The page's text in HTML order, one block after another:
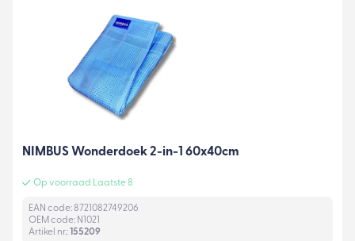
NIMBUS Wonderdoek 2-in-1 60x40cm
Op voorraad Laatste 8
EAN code: 8721082749206
OEM code: N1021
Artikel nr.: 155209